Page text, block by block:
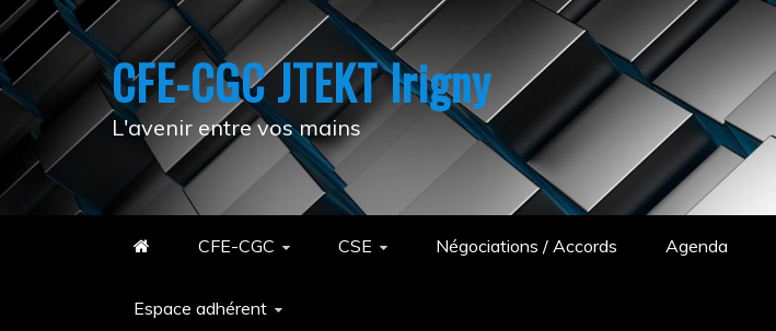
Skip
content
CFE-CGC JTEKT Irigny
L'avenir entre vos mains
CFE-CGC CSE Négociations / Accords Agenda
Espace adhérent